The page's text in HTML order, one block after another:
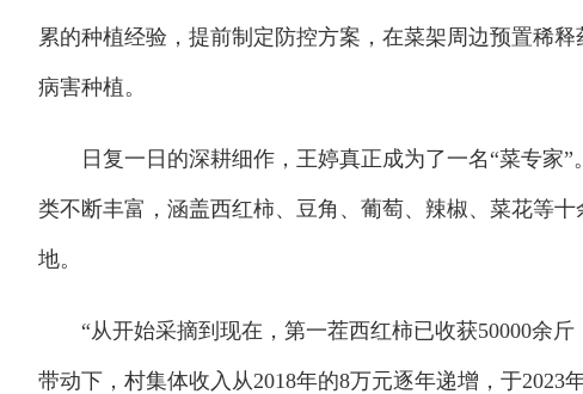
累的种植经验，提前制定防控方案，在菜架周边预置稀
病害种植。
日复一日的深耕细作，王婷真正成为了一名“菜专家”
类不断丰富，涵盖西红柿、豆角、葡萄、辣椒、菜花等
地。
“从开始采摘到现在，第一茬西红柿已收获50000余斤
带动下，村集体收入从2018年的8万元逐年递增，于2023